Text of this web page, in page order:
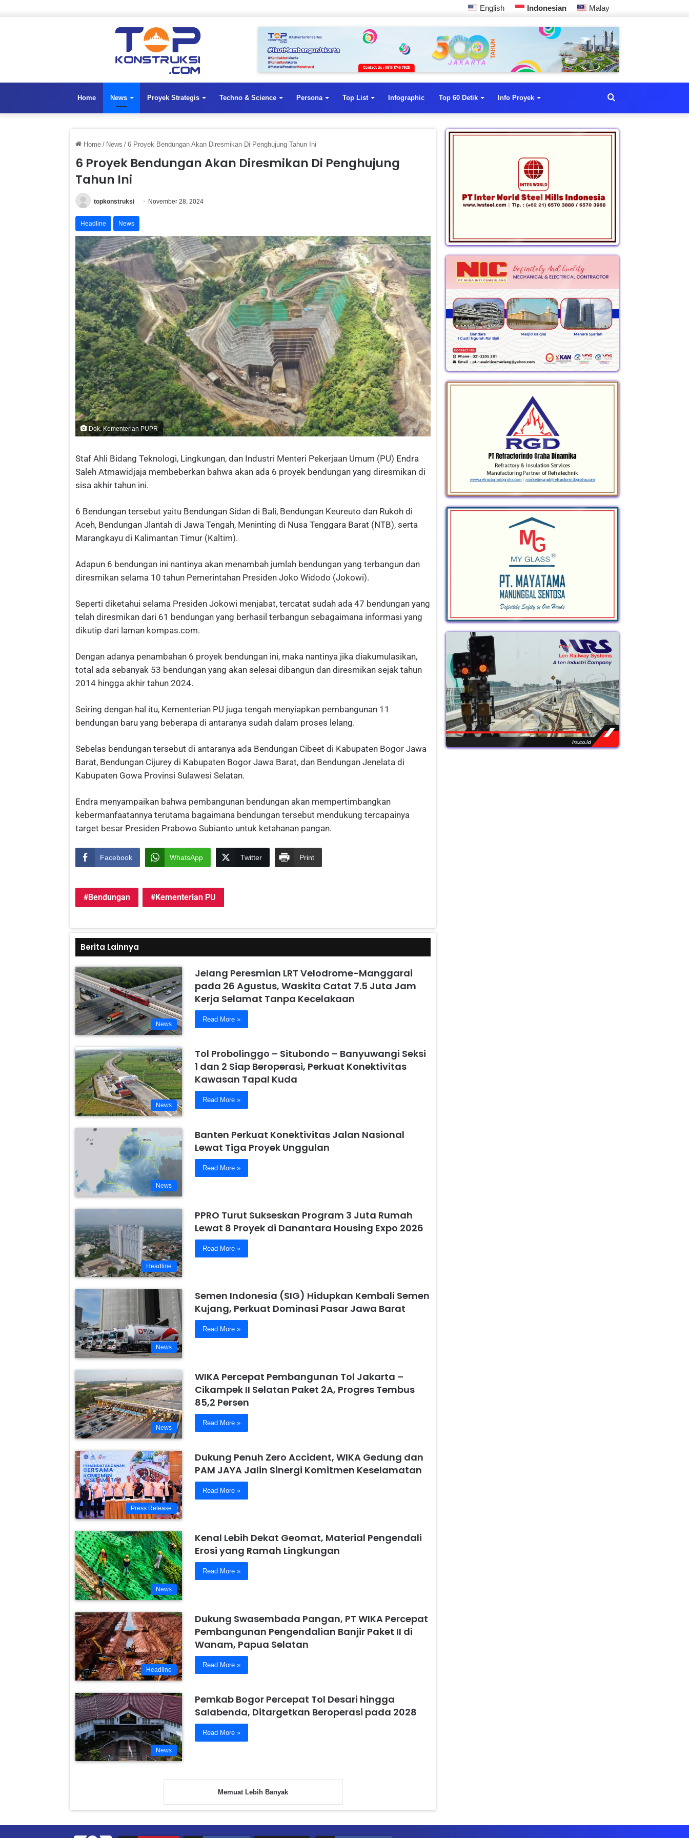
English Indonesian Malay
Home News Proyek Strategis Techno & Science Persona Top List Infographic Top 60 Detik Info Proyek
Home / News / 6 Proyek Bendungan Akan Diresmikan Di Penghujung Tahun Ini
6 Proyek Bendungan Akan Diresmikan Di Penghujung
Tahun Ini
topkonstruksi November 28, 2024
Headline News
Dok. Kementerian PUPR
Staf Ahli Bidang Teknologi, Lingkungan, dan Industri Menteri Pekerjaan Umum (PU) Endra
Saleh Atmawidjaja membeberkan bahwa akan ada 6 proyek bendungan yang diresmikan di
sisa akhir tahun ini.
6 Bendungan tersebut yaitu Bendungan Sidan di Bali, Bendungan Keureuto dan Rukoh di
Aceh, Bendungan Jlantah di Jawa Tengah, Meninting di Nusa Tenggara Barat (NTB), serta
Marangkayu di Kalimantan Timur (Kaltim).
Adapun 6 bendungan ini nantinya akan menambah jumlah bendungan yang terbangun dan
diresmikan selama 10 tahun Pemerintahan Presiden Joko Widodo (Jokowi).
Seperti diketahui selama Presiden Jokowi menjabat, tercatat sudah ada 47 bendungan yang
telah diresmikan dari 61 bendungan yang berhasil terbangun sebagaimana informasi yang
dikutip dari laman kompas.com.
Dengan adanya penambahan 6 proyek bendungan ini, maka nantinya jika diakumulasikan,
total ada sebanyak 53 bendungan yang akan selesai dibangun dan diresmikan sejak tahun
2014 hingga akhir tahun 2024.
Seiring dengan hal itu, Kementerian PU juga tengah menyiapkan pembangunan 11
bendungan baru yang beberapa di antaranya sudah dalam proses lelang.
Sebelas bendungan tersebut di antaranya ada Bendungan Cibeet di Kabupaten Bogor Jawa
Barat, Bendungan Cijurey di Kabupaten Bogor Jawa Barat, dan Bendungan Jenelata di
Kabupaten Gowa Provinsi Sulawesi Selatan.
Endra menyampaikan bahwa pembangunan bendungan akan mempertimbangkan
kebermanfaatannya terutama bagaimana bendungan tersebut mendukung tercapainya
target besar Presiden Prabowo Subianto untuk ketahanan pangan.
Facebook WhatsApp Twitter Print
Bendungan Kementerian PU
Berita Lainnya
News
Jelang Peresmian LRT Velodrome-Manggarai
pada 26 Agustus, Waskita Catat 7.5 Juta Jam
Kerja Selamat Tanpa Kecelakaan
Read More »
News
Tol Probolinggo – Situbondo – Banyuwangi Seksi
1 dan 2 Siap Beroperasi, Perkuat Konektivitas
Kawasan Tapal Kuda
Read More »
News
Banten Perkuat Konektivitas Jalan Nasional
Lewat Tiga Proyek Unggulan
Read More »
Headline
PPRO Turut Sukseskan Program 3 Juta Rumah
Lewat 8 Proyek di Danantara Housing Expo 2026
Read More »
News
Semen Indonesia (SIG) Hidupkan Kembali Semen
Kujang, Perkuat Dominasi Pasar Jawa Barat
Read More »
News
WIKA Percepat Pembangunan Tol Jakarta –
Cikampek II Selatan Paket 2A, Progres Tembus
85,2 Persen
Read More »
Press Release
Dukung Penuh Zero Accident, WIKA Gedung dan
PAM JAYA Jalin Sinergi Komitmen Keselamatan
Read More »
News
Kenal Lebih Dekat Geomat, Material Pengendali
Erosi yang Ramah Lingkungan
Read More »
Headline
Dukung Swasembada Pangan, PT WIKA Percepat
Pembangunan Pengendalian Banjir Paket II di
Wanam, Papua Selatan
Read More »
News
Pemkab Bogor Percepat Tol Desari hingga
Salabenda, Ditargetkan Beroperasi pada 2028
Read More »
Memuat Lebih Banyak